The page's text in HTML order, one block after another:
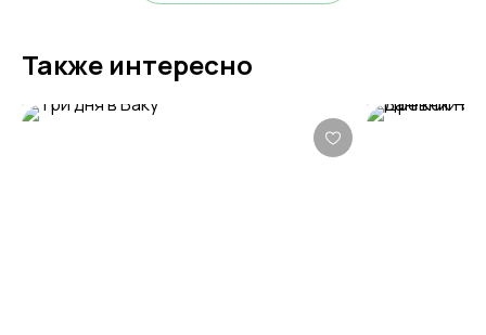
Также интересно